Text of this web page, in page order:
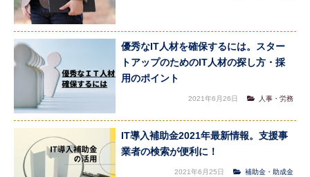
優秀なIT人材を確保するには。スター
トアップのためのIT人材の探し方・採
用のポイント
2021年6月26日 人事・労務
IT導入補助金2021年最新情報。支援事
業者の検索が便利に！
2021年6月25日 補助金・助成金